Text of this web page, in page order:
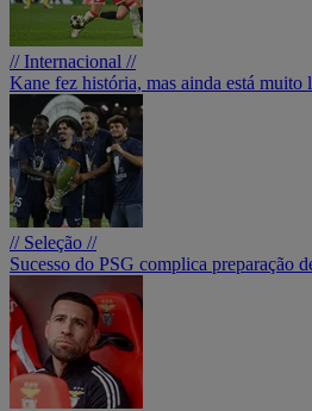
// Internacional //
Kane fez história, mas ainda está muito
// Seleção //
Sucesso do PSG complica preparação